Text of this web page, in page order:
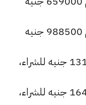
سعر الذهب عيار 21 وزن 150 جرام 988500 جنيه
سعر عيار 21 وزن 200 جرام 1318000 جنيه للشراء،
سعر عيار 21 وزن 250 جرام 1647500 جنيه للشراء،